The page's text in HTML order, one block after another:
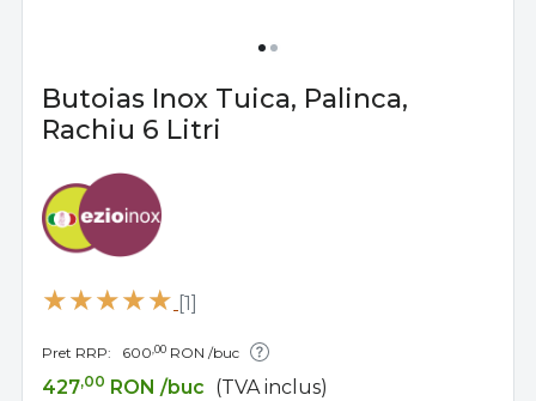
Butoias Inox Tuica, Palinca,
Rachiu 6 Litri
[1]
Pret RRP: 600,00 RON /buc
427,00 RON /buc (TVA inclus)